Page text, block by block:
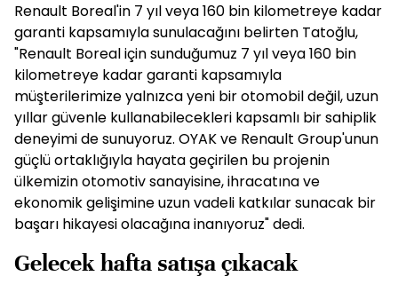
Renault Boreal'in 7 yıl veya 160 bin kilometreye kadar
garanti kapsamıyla sunulacağını belirten Tatoğlu,
"Renault Boreal için sunduğumuz 7 yıl veya 160 bin
kilometreye kadar garanti kapsamıyla
müşterilerimize yalnızca yeni bir otomobil değil, uzun
yıllar güvenle kullanabilecekleri kapsamlı bir sahiplik
deneyimi de sunuyoruz. OYAK ve Renault Group'unun
güçlü ortaklığıyla hayata geçirilen bu projenin
ülkemizin otomotiv sanayisine, ihracatına ve
ekonomik gelişimine uzun vadeli katkılar sunacak bir
başarı hikayesi olacağına inanıyoruz" dedi.
Gelecek hafta satışa çıkacak